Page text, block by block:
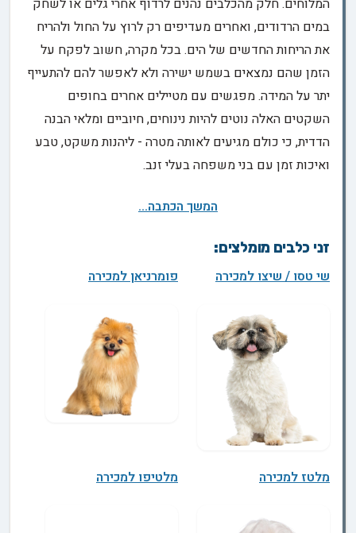
המלוחים. חלק מהכלבים נהנים לרדוף אחרי גלים או לשחק
במים הרדודים, ואחרים מעדיפים רק לרוץ על החול ולהריח
את הריחות החדשים של הים. בכל מקרה, חשוב לפקח על
הזמן שהם נמצאים בשמש ישירה ולא לאפשר להם להתעייף
יתר על המידה. מפגשים עם מטיילים אחרים בחופים
השקטים האלה נוטים להיות נינוחים, חיוביים ומלאי הבנה
הדדית, כי כולם מגיעים לאותה מטרה - ליהנות משקט, טבע
ואיכות זמן עם בני משפחה בעלי זנב.
המשך הכתבה...
זני כלבים מומלצים:
שי טסו / שיצו למכירה פומרניאן למכירה
מלטז למכירה מלטיפו למכירה